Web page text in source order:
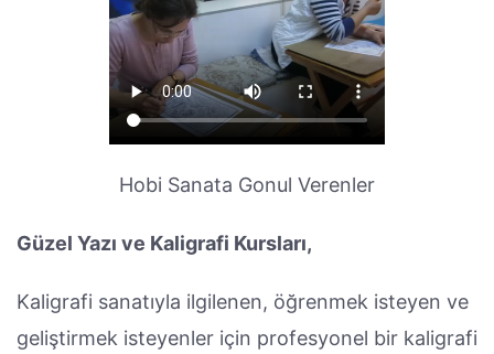
Hobi Sanata Gonul Verenler
Güzel Yazı ve Kaligrafi Kursları,
Kaligrafi sanatıyla ilgilenen, öğrenmek isteyen ve
geliştirmek isteyenler için profesyonel bir kaligrafi